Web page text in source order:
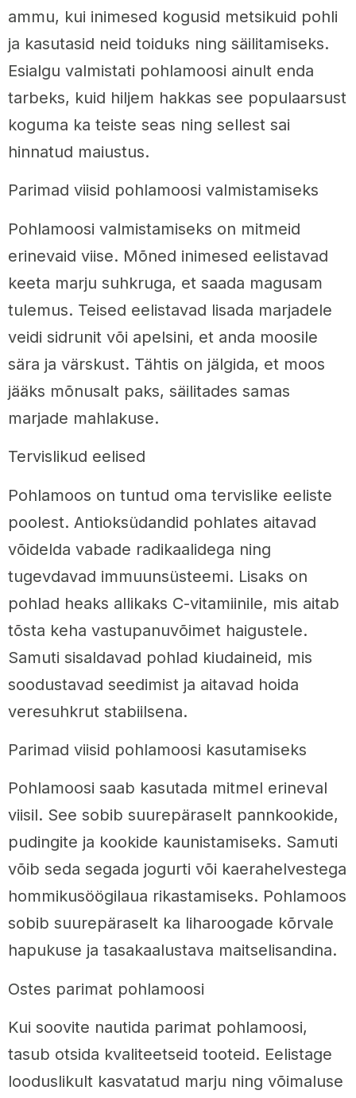
ammu, kui inimesed kogusid metsikuid pohli
ja kasutasid neid toiduks ning säilitamiseks.
Esialgu valmistati pohlamoosi ainult enda
tarbeks, kuid hiljem hakkas see populaarsust
koguma ka teiste seas ning sellest sai
hinnatud maiustus.
Parimad viisid pohlamoosi valmistamiseks
Pohlamoosi valmistamiseks on mitmeid
erinevaid viise. Mõned inimesed eelistavad
keeta marju suhkruga, et saada magusam
tulemus. Teised eelistavad lisada marjadele
veidi sidrunit või apelsini, et anda moosile
sära ja värskust. Tähtis on jälgida, et moos
jääks mõnusalt paks, säilitades samas
marjade mahlakuse.
Tervislikud eelised
Pohlamoos on tuntud oma tervislike eeliste
poolest. Antioksüdandid pohlates aitavad
võidelda vabade radikaalidega ning
tugevdavad immuunsüsteemi. Lisaks on
pohlad heaks allikaks C-vitamiinile, mis aitab
tõsta keha vastupanuvõimet haigustele.
Samuti sisaldavad pohlad kiudaineid, mis
soodustavad seedimist ja aitavad hoida
veresuhkrut stabiilsena.
Parimad viisid pohlamoosi kasutamiseks
Pohlamoosi saab kasutada mitmel erineval
viisil. See sobib suurepäraselt pannkookide,
pudingite ja kookide kaunistamiseks. Samuti
võib seda segada jogurti või kaerahelvestega
hommikusöögilaua rikastamiseks. Pohlamoos
sobib suurepäraselt ka liharoogade kõrvale
hapukuse ja tasakaalustava maitselisandina.
Ostes parimat pohlamoosi
Kui soovite nautida parimat pohlamoosi,
tasub otsida kvaliteetseid tooteid. Eelistage
looduslikult kasvatatud marju ning võimaluse